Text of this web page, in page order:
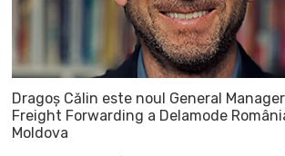
Dragoș Călin este noul General
Freight Forwarding a Delamode
Moldova